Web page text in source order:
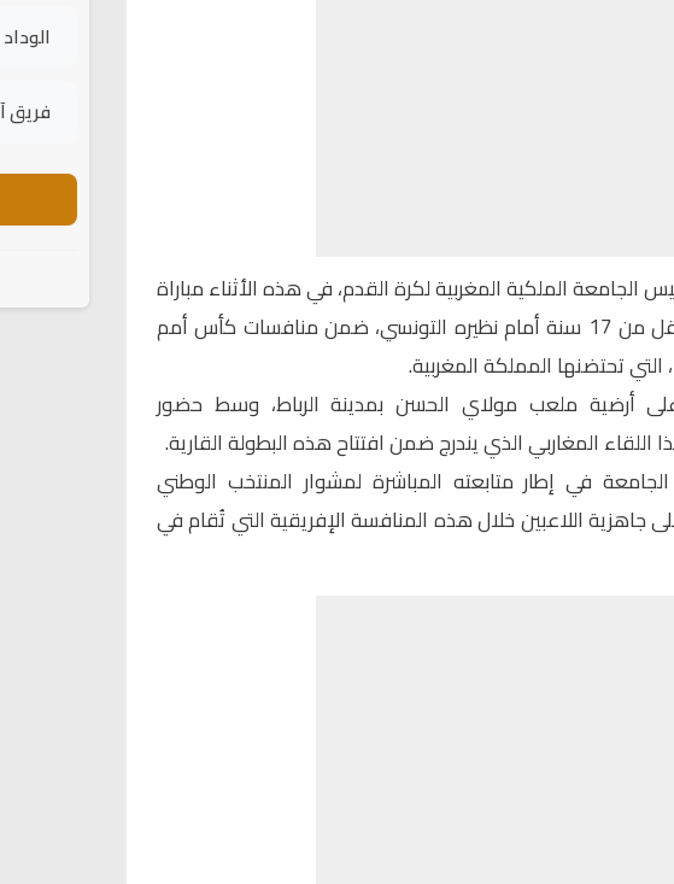
الجامعة الملكية المغربية لكرة القدم، في هذه الأثناء مباراة
المنتخب المغربي لأقل من 17 سنة أمام نظيره التونسي، ضمن منافسات كأس أمم
التي تحتضنها المملكة المغربية.
أرضية ملعب مولاي الحسن بمدينة الرباط، وسط حضور
اللقاء المغاربي الذي يندرج ضمن افتتاح هذه البطولة القارية.
في إطار متابعته المباشرة لمشوار المنتخب الوطني
جاهزية اللاعبين خلال هذه المنافسة الإفريقية التي تُقام في
فريق